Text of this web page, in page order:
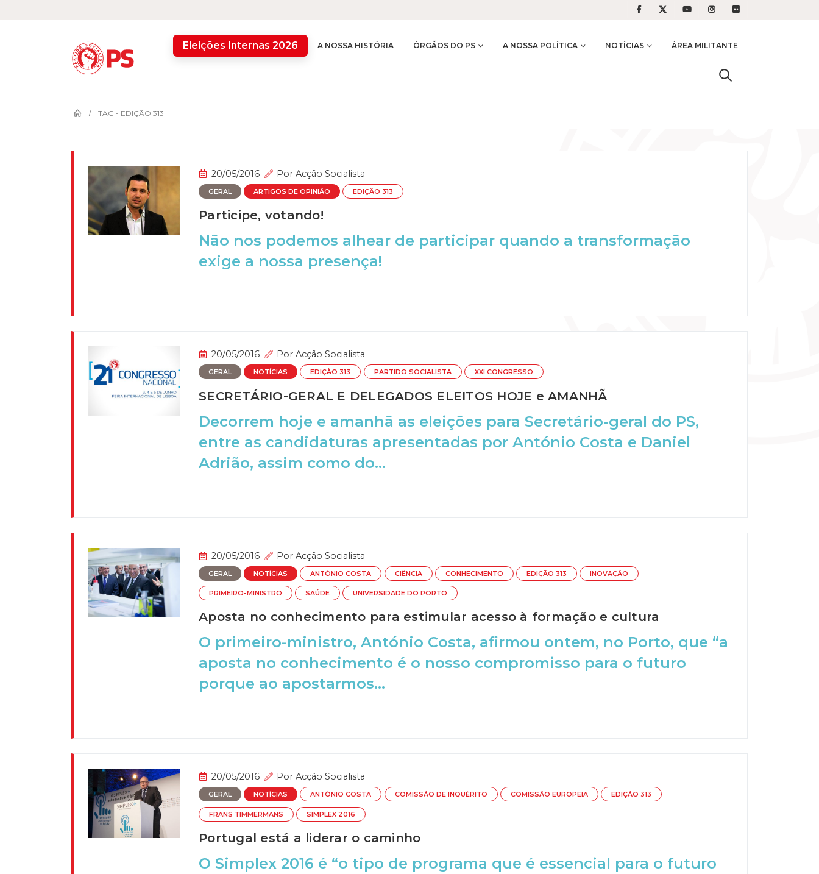
Eleições Internas 2026 A NOSSA HISTÓRIA ÓRGÃOS DO PS A NOSSA POLÍTICA NOTÍCIAS ÁREA MILITANTE
TAG - EDIÇÃO 313
20/05/2016 Por Acção Socialista
GERAL ARTIGOS DE OPINIÃO EDIÇÃO 313
Participe, votando!
Não nos podemos alhear de participar quando a transformação
exige a nossa presença!
20/05/2016 Por Acção Socialista
GERAL NOTÍCIAS EDIÇÃO 313 PARTIDO SOCIALISTA XXI CONGRESSO
SECRETÁRIO-GERAL E DELEGADOS ELEITOS HOJE e AMANHÃ
Decorrem hoje e amanhã as eleições para Secretário-geral do PS,
entre as candidaturas apresentadas por António Costa e Daniel
Adrião, assim como do...
20/05/2016 Por Acção Socialista
GERAL NOTÍCIAS ANTÓNIO COSTA CIÊNCIA CONHECIMENTO EDIÇÃO 313 INOVAÇÃO
PRIMEIRO-MINISTRO SAÚDE UNIVERSIDADE DO PORTO
Aposta no conhecimento para estimular acesso à formação e cultura
O primeiro-ministro, António Costa, afirmou ontem, no Porto, que “a
aposta no conhecimento é o nosso compromisso para o futuro
porque ao apostarmos...
20/05/2016 Por Acção Socialista
GERAL NOTÍCIAS ANTÓNIO COSTA COMISSÃO DE INQUÉRITO COMISSÃO EUROPEIA EDIÇÃO 313
FRANS TIMMERMANS SIMPLEX 2016
Portugal está a liderar o caminho
O Simplex 2016 é “o tipo de programa que é essencial para o futuro